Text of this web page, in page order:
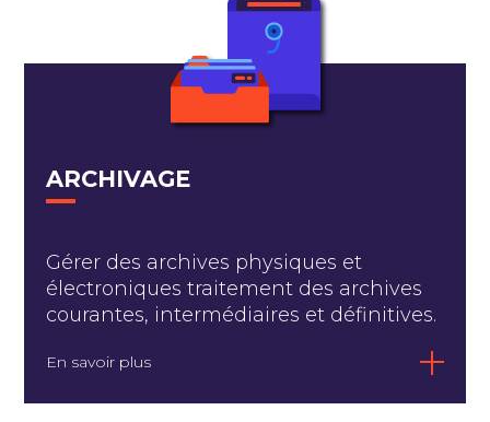
ARCHIVAGE
Gérer des archives physiques et
électroniques traitement des archives
courantes, intermédiaires et définitives.
En savoir plus